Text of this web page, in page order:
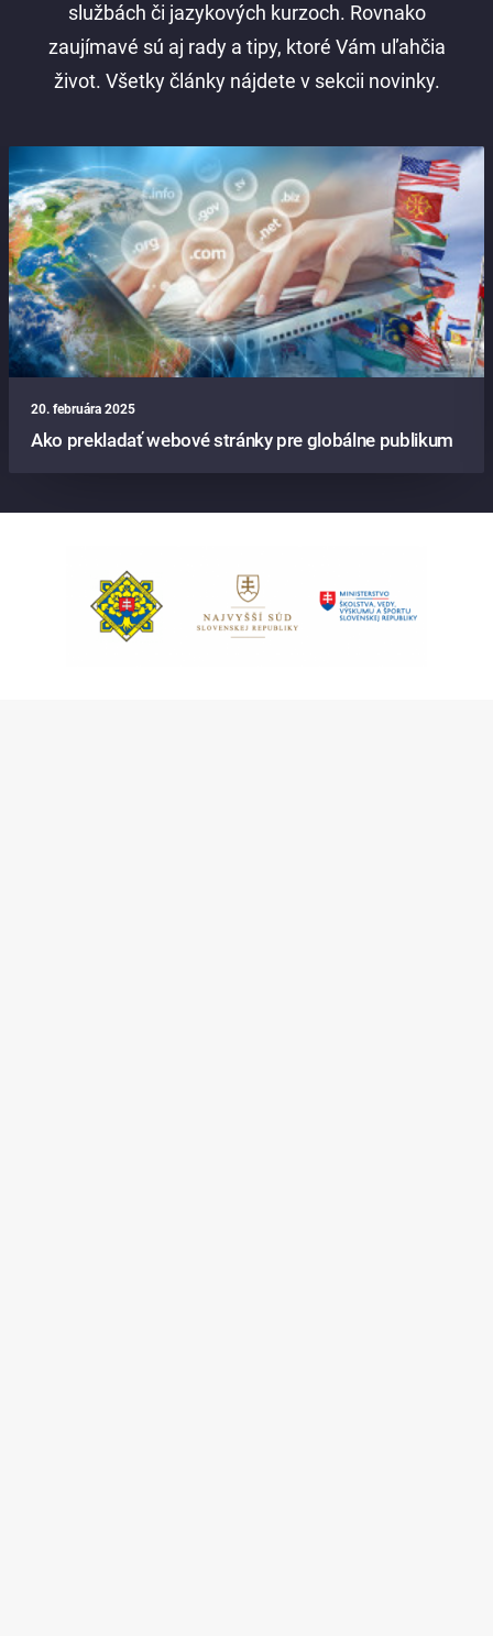
službách či jazykových kurzoch. Rovnako
zaujímavé sú aj rady a tipy, ktoré Vám uľahčia
život. Všetky články nájdete v sekcii novinky.
20. februára 2025
Ako prekladať webové stránky pre globálne publikum